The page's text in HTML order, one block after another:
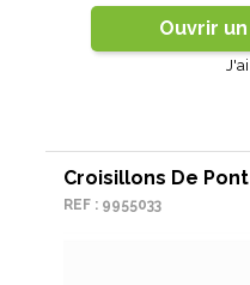
Ouvrir
Croisillons De Pont
REF : 9955033